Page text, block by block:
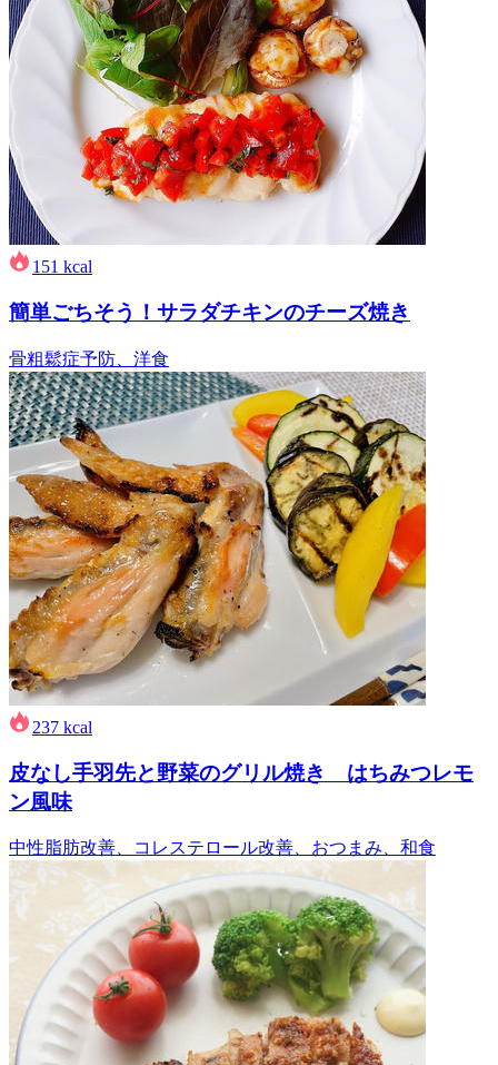
151 kcal
簡単ごちそう！サラダチキンのチーズ焼き
骨粗鬆症予防、洋食
237 kcal
皮なし手羽先と野菜のグリル焼き はちみつレモ
ン風味
中性脂肪改善、コレステロール改善、おつまみ、和食